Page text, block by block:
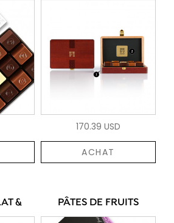
170.39 USD
ACHAT
& PÂTES DE FRUITS